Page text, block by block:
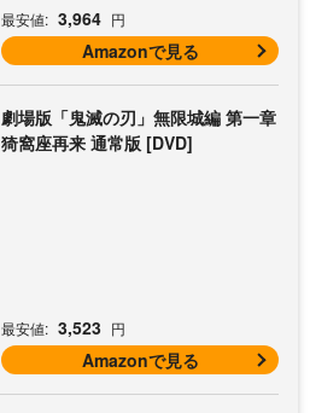
最安値: 3,964 円
Amazonで見る
劇場版「鬼滅の刃」無限城編 第一章
猗窩座再来 通常版 [DVD]
最安値: 3,523 円
Amazonで見る